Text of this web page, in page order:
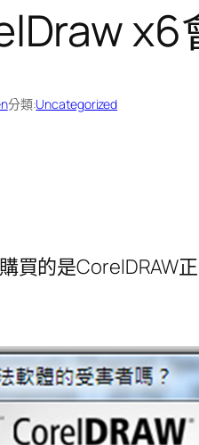
x6
分類:Uncategorized
買的是CorelDRAW